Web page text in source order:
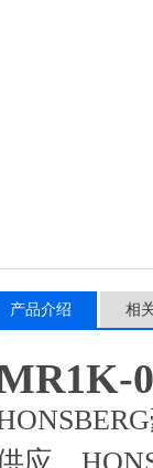
产品介绍 相